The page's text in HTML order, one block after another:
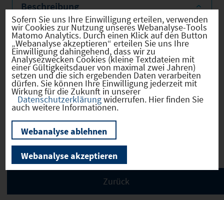
Beschreibung
Das Gründerzentrum Landshut ist DIE
Anlaufstelle für Startups, Gründer und
Kreative aus der Region. Wir bieten
Coachings, Beratung, Matching-
Möglichkeiten und Netzwerken und helfen
Sofern Sie uns Ihre Einwilligung erteilen, verwenden
wir Cookies zur Nutzung unseres Webanalyse-Tools
Matomo Analytics. Durch einen Klick auf den Button
„Webanalyse akzeptieren“ erteilen Sie uns Ihre
Einwilligung dahingehend, dass wir zu
Analysezwecken Cookies (kleine Textdateien mit
einer Gültigkeitsdauer von maximal zwei Jahren)
setzen und die sich ergebenden Daten verarbeiten
dürfen. Sie können Ihre Einwilligung jederzeit mit
Wirkung für die Zukunft in unserer
Datenschutzerklärungwiderrufen. Hier finden Sie
auch weitere Informationen.
Webanalyse ablehnen
Webanalyse akzeptieren